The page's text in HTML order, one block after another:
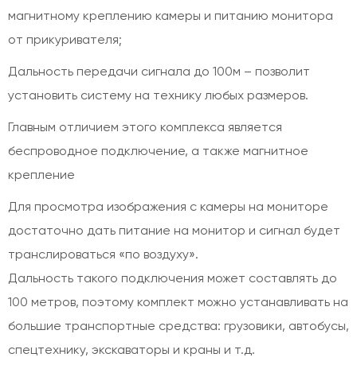
магнитному креплению камеры и питанию монитора
от прикуривателя;
Дальность передачи сигнала до 100м – позволит
установить систему на технику любых размеров.
Главным отличием этого комплекса является
беспроводное подключение, а также магнитное
крепление
Для просмотра изображения с камеры на мониторе
достаточно дать питание на монитор и сигнал будет
транслироваться «по воздуху».
Дальность такого подключения может составлять до
100 метров, поэтому комплект можно устанавливать на
большие транспортные средства: грузовики, автобусы,
спецтехнику, экскаваторы и краны и т.д.